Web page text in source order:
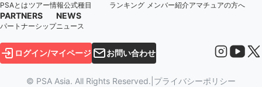
PSAとは ツアー情報公式種目 ランキング メンバー紹介アマチュアの方へ
PARTNERS
パートナーシップ
NEWS
ニュース
ログイン/マイページ お問い合わせ
© PSA Asia. All Rights Reserved. プライバシーポリシー